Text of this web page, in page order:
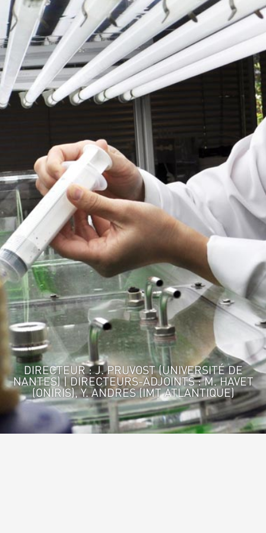
DIRECTEUR : J. PRUVOST (UNIVERSITÉ DE
NANTES) | DIRECTEURS-ADJOINTS : M. HAVET
(ONIRIS), Y. ANDRES (IMT ATLANTIQUE)
Accueil >